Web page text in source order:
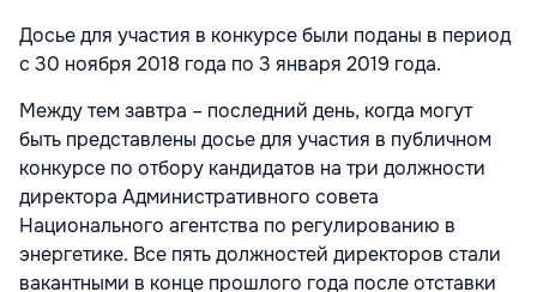
Досье для участия в конкурсе были поданы в период
с 30 ноября 2018 года по 3 января 2019 года.
Между тем завтра – последний день, когда могут
быть представлены досье для участия в публичном
конкурсе по отбору кандидатов на три должности
директора Административного совета
Национального агентства по регулированию в
энергетике. Все пять должностей директоров стали
вакантными в конце прошлого года после отставки